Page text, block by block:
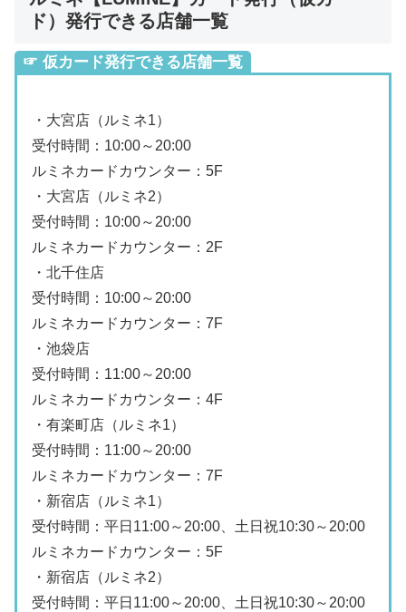
ド）発行できる店舗一覧
☞ 仮カード発行できる店舗一覧
・大宮店（ルミネ1）
受付時間：10:00～20:00
ルミネカードカウンター：5F
・大宮店（ルミネ2）
受付時間：10:00～20:00
ルミネカードカウンター：2F
・北千住店
受付時間：10:00～20:00
ルミネカードカウンター：7F
・池袋店
受付時間：11:00～20:00
ルミネカードカウンター：4F
・有楽町店（ルミネ1）
受付時間：11:00～20:00
ルミネカードカウンター：7F
・新宿店（ルミネ1）
受付時間：平日11:00～20:00、土日祝10:30～20:00
ルミネカードカウンター：5F
・新宿店（ルミネ2）
受付時間：平日11:00～20:00、土日祝10:30～20:00